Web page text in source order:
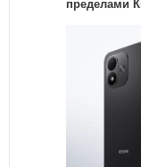
пределами